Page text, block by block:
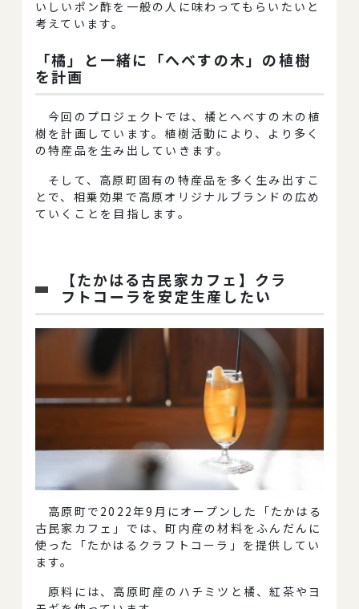
いしいポン酢を一般の人に味わってもらいたいと
考えています。
「橘」と一緒に「へべすの木」の植樹
を計画
今回のプロジェクトでは、橘とへべすの木の植
樹を計画しています。植樹活動により、より多く
の特産品を生み出していきます。
そして、高原町固有の特産品を多く生み出すこ
とで、相乗効果で高原オリジナルブランドの広め
ていくことを目指します。
【たかはる古民家カフェ】クラ
フトコーラを安定生産したい
高原町で2022年9月にオープンした「たかはる
古民家カフェ」では、町内産の材料をふんだんに
使った「たかはるクラフトコーラ」を提供してい
ます。
原料には、高原町産のハチミツと橘、紅茶やヨ